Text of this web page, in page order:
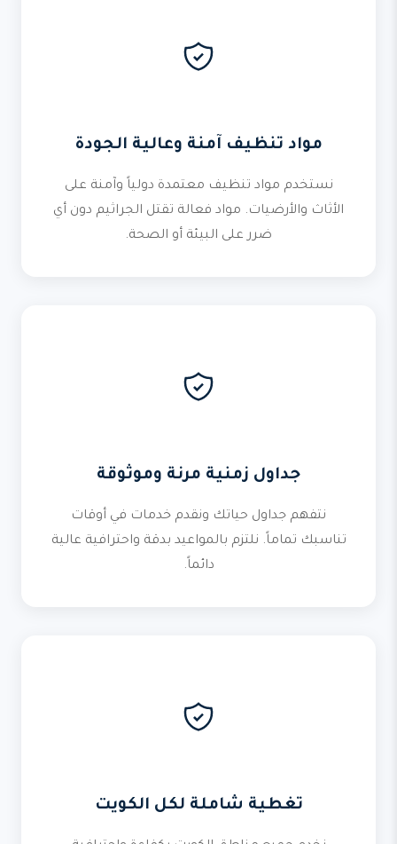
مواد تنظيف آمنة وعالية الجودة
نستخدم مواد تنظيف معتمدة دولياً وآمنة على
الأثاث والأرضيات. مواد فعالة تقتل الجراثيم دون أي
ضرر على البيئة أو الصحة.
جداول زمنية مرنة وموثوقة
نتفهم جداول حياتك ونقدم خدمات في أوقات
تناسبك تماماً. نلتزم بالمواعيد بدقة واحترافية عالية
دائماً.
تغطية شاملة لكل الكويت